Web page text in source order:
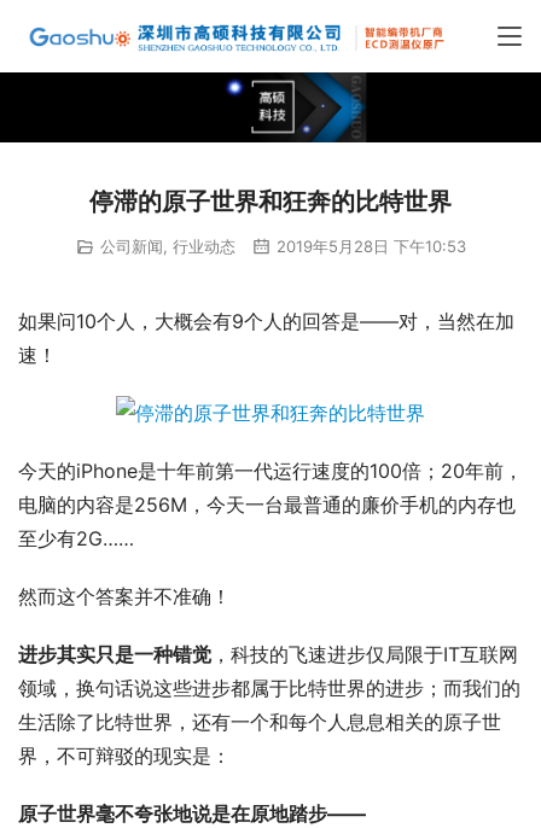
停滞的原子世界和狂奔的比特世界
公司新闻 行业动态 2019年5月28日 下午10:53
如果问10个人，大概会有9个人的回答是——对，当然在加
速！
今天的iPhone是十年前第一代运行速度的100倍；20年前，
电脑的内容是256M，今天一台最普通的廉价手机的内存也
至少有2G……
然而这个答案并不准确！
进步其实只是一种错觉 ，科技的飞速进步仅局限于IT互联网
领域，换句话说这些进步都属于比特世界的进步；而我们的
生活除了比特世界，还有一个和每个人息息相关的原子世
界，不可辩驳的现实是：
原子世界毫不夸张地说是在原地踏步——